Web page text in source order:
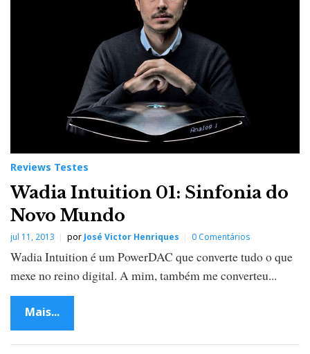
Reviews Testes
Wadia Intuition 01: Sinfonia do
Novo Mundo
jul 11, 2013 por José Victor Henriques 0 Comentários
Wadia Intuition é um PowerDAC que converte tudo o que
mexe no reino digital. A mim, também me converteu...
Mais...